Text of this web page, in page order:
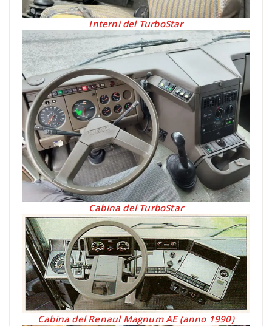
Interni del TurboStar
Cabina del TurboStar
Cabina del Renaul Magnum AE (anno 1990)